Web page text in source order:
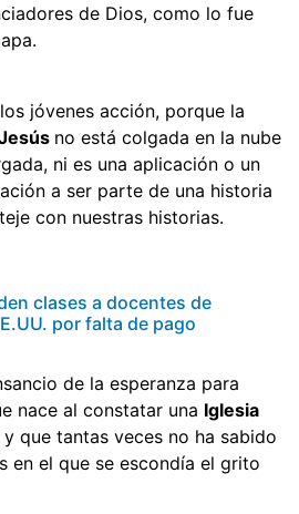
de Dios, como lo fue
jóvenes acción, porque la
no está colgada en la nube
ni es una aplicación o un
a ser parte de una historia
con nuestras historias.
clases a docentes de
por falta de pago
de la esperanza para
nace al constatar una Iglesia
que tantas veces no ha sabido
en el que se escondía el grito